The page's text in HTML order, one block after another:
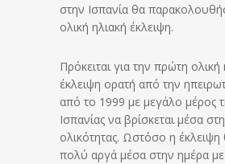
στην Ισπανία θα
ολική ηλιακή έκλειψη.
Πρόκειται για την πρώτη ολική
έκλειψη ορατή από την
από το 1999 με μεγάλο μέρος
Ισπανίας να βρίσκεται μέσα
ολικότητας. Ωστόσο η
πολύ αργά μέσα στην ημέρα